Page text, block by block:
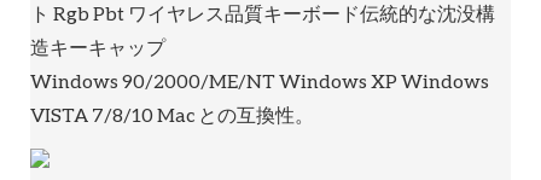
ト Rgb Pbt ワイヤレス品質キーボード伝統的な沈没構
造キーキャップ
Windows 90/2000/ME/NT Windows XP Windows
VISTA 7/8/10 Mac との互換性。